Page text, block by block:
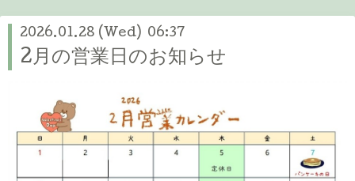
2026.01.28 (Wed) 06:37
2月の営業日のお知らせ